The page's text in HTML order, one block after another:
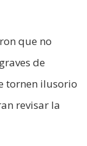
que no
de
tornen ilusorio
revisar la